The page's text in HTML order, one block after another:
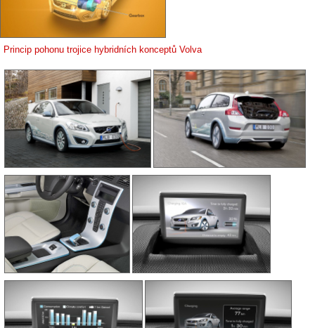
Princip pohonu trojice hybridních konceptů Volva